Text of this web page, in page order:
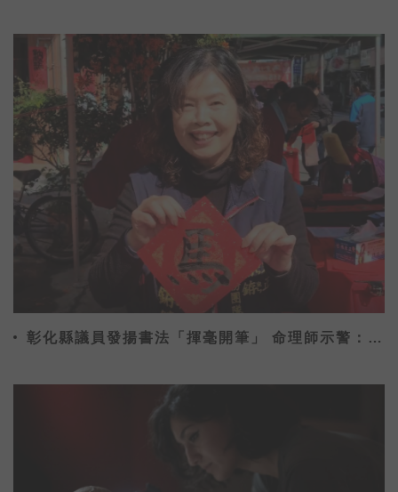
彰化縣議員發揚書法「揮毫開筆」 命理師示警：不